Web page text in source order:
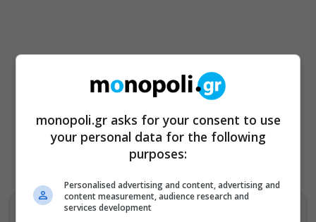
Βρείτε περισσότερα άρθρα μας στα αποτελέσματα
monopoli.gr asks for your consent to use
your personal data for the following
purposes:
Personalised advertising and content, advertising and
content measurement, audience research and
services development